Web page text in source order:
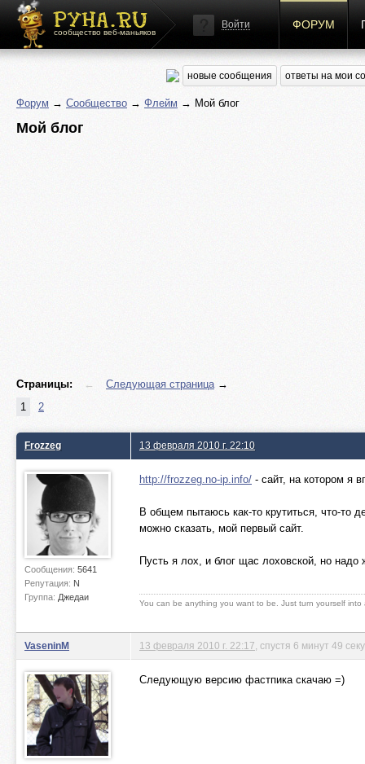
сообщество веб-маньяков
Войти ФОРУМ
новые сообщения ответы на мои
Форум → Сообщество → Флейм → Мой блог
Мой блог
Страницы: ← Следующая страница→
1
2
Frozzeg
Сообщения: 5641
Репутация: N
Группа: Джедаи
13 февраля 2010 г. 22:10
http://frozzeg.no-ip.info/ - сайт, на котором я
В общем пытаюсь как-то крутиться, что-то
можно сказать, мой первый сайт.
Пусть я лох, и блог щас лоховской, но надо
You can be anything you want to be. Just turn yourself
VaseninM 13 февраля 2010 г. 22:17 , спустя 6 минут 49
Следующую версию фастпика скачаю =)